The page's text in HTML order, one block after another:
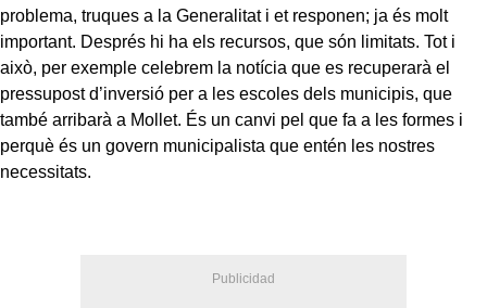
problema, truques a la Generalitat i et responen; ja és molt
important. Després hi ha els recursos, que són limitats. Tot i
això, per exemple celebrem la notícia que es recuperarà el
pressupost d’inversió per a les escoles dels municipis, que
també arribarà a Mollet. És un canvi pel que fa a les formes i
perquè és un govern municipalista que entén les nostres
necessitats.